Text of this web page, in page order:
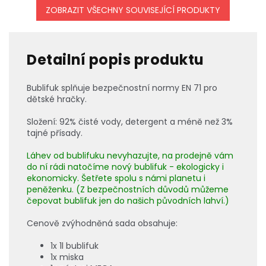
ZOBRAZIT VŠECHNY SOUVISEJÍCÍ PRODUKTY
Detailní popis produktu
Bublifuk splňuje bezpečnostní normy EN 71 pro
dětské hračky.
Složení: 92% čisté vody, detergent a méně než 3%
tajné přísady.
Láhev od bublifuku nevyhazujte, na prodejně vám
do ní rádi natočíme nový bublifuk - ekologicky i
ekonomicky. Šetřete spolu s námi planetu i
peněženku. (Z bezpečnostních důvodů můžeme
čepovat bublifuk jen do našich původních lahví.)
Cenově zvýhodněná sada obsahuje:
1x 1l bublifuk
1x miska